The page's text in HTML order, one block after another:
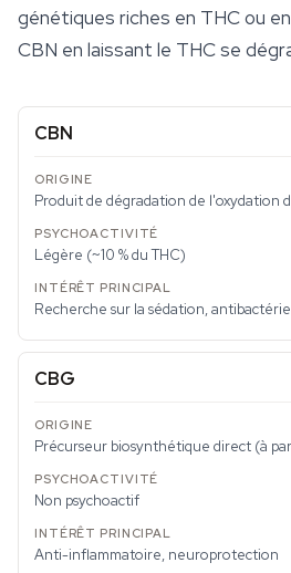
génétiques riches en THC ou
CBN en laissant le THC se
CBN
Produit de dégradation de l'oxydation
Légère (~10 % du THC)
Recherche sur la sédation,
CBG
Précurseur biosynthétique direct (à
Non psychoactif
Anti-inflammatoire, neuroprotection